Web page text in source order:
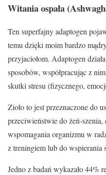
Witania ospała
Ten superfajny adaptogen
temu dzięki moim bardzo
przyjaciołom. Adaptogen
sposobów, współpracując z
skutki stresu (fizycznego,
Zioło to jest przeznaczone do
przeciwieństwie do żeń-szenia,
wspomagania organizmu w
z treningiem lub do wspierania
Jedno z badań wykazało 44%